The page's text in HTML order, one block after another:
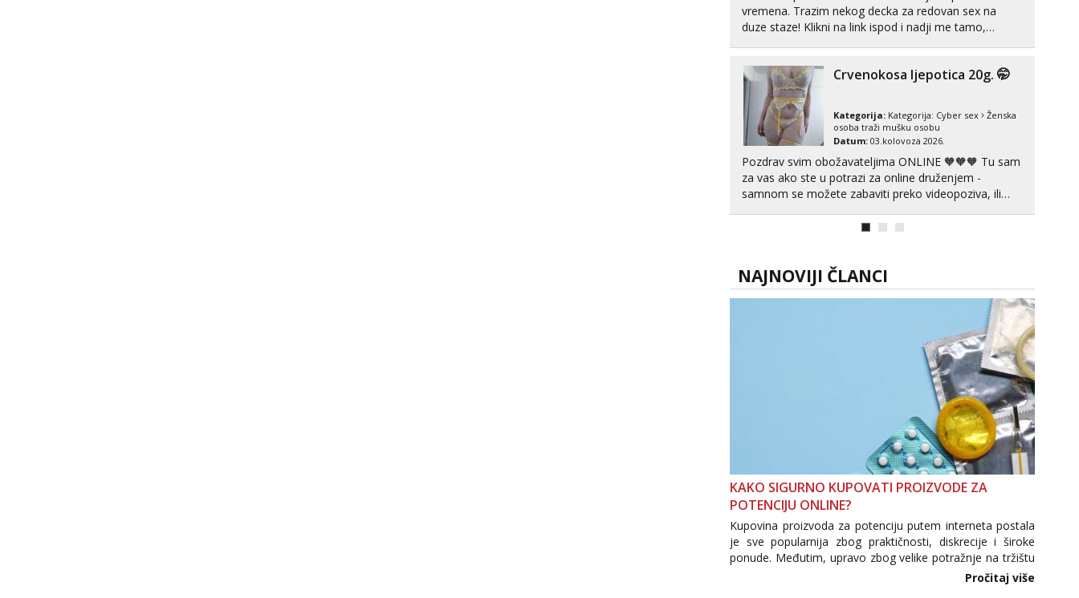
vremena. Trazim nekog decka za redovan sex na
duze staze! Klikni na link ispod i nadji me tamo,
Crvenokosa ljepotica 20g. 🤭
Kategorija: Kategorija: Cyber sex
Ženska
osoba traži mušku osobu
Datum: 03.kolovoza 2026.
Pozdrav svim obožavateljima ONLINE 🧡🧡🧡 Tu sam
za vas ako ste u potrazi za online druženjem -
samnom se možete zabaviti preko videopoziva, ili
kolegicama, svaka je drugačija 😉 Radim i vruća
NAJNOVIJI ČLANCI
KAKO SIGURNO KUPOVATI PROIZVODE ZA
POTENCIJU ONLINE?
Kupovina proizvoda za potenciju putem interneta postala
je sve popularnija zbog praktičnosti, diskrecije i široke
ponude. Međutim, upravo zbog velike potražnje na tržištu
se pojavljuju i brojni krivotvoreni proizvodi, nepouzdane
internetske trgovine te proizvodi nepoznatog podrijetla. ...
Pročitaj više